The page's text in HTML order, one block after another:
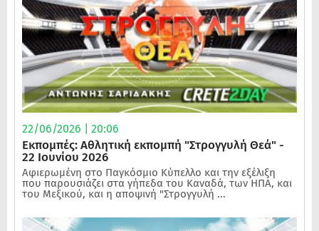
22/06/2026 | 20:06
Εκπομπές: Αθλητική εκπομπή "Στρογγυλή Θεά" -
22 Ιουνίου 2026
Αφιερωμένη στο Παγκόσμιο Κύπελλο και την εξέλιξη
που παρουσιάζει στα γήπεδα του Καναδά, των ΗΠΑ, και
του Μεξικού, και η αποψινή "Στρογγυλή ...